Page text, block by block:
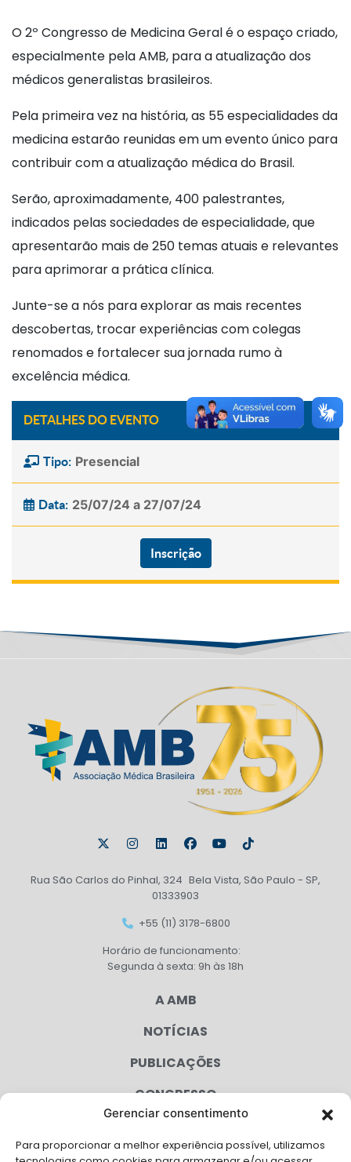
Gerenciar consentimento
Para proporcionar a melhor experiência possível, utilizamos
O 2º Congresso de Medicina Geral é o espaço criado,
especialmente pela AMB, para a atualização dos
médicos generalistas brasileiros.
Pela primeira vez na história, as 55 especialidades da
medicina estarão reunidas em um evento único para
contribuir com a atualização médica do Brasil.
Serão, aproximadamente, 400 palestrantes,
indicados pelas sociedades de especialidade, que
apresentarão mais de 250 temas atuais e relevantes
para aprimorar a prática clínica.
Junte-se a nós para explorar as mais recentes
descobertas, trocar experiências com colegas
renomados e fortalecer sua jornada rumo à
excelência médica.
DETALHES DO EVENTO
Tipo: Presencial
Data: 25/07/24 a 27/07/24
Inscrição
Rua São Carlos do Pinhal, 324 Bela Vista, São Paulo - SP,
01333903
+55 (11) 3178-6800
Horário de funcionamento:
Segunda à sexta: 9h às 18h
A AMB
NOTÍCIAS
PUBLICAÇÕES
CONGRESSO